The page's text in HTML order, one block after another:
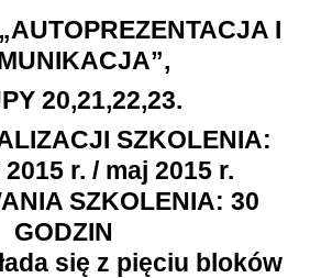
I
20,21,22,23.
SZKOLENIA:
r. / maj 2015 r.
SZKOLENIA: 30
GODZIN
się z pięciu bloków